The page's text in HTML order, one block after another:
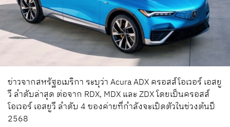
ข่าวจากสหรัฐอเมริกา ระบุว่า Acura ADX ครอสส์โอเวอร์ เอสยู
วี ลำดับล่าสุด ต่อจาก RDX, MDXและZDXโดยเป็นครอสส์
โอเวอร์ เอสยูวี ลำดับ 4 ของค่ายที่กำลังจะเปิดตัวในช่วงต้นปี
2568